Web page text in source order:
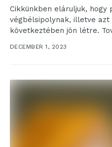
Cikkünkben eláruljuk, hogy
végbélsipolynak, illetve azt
következtében jön létre.
DECEMBER 1, 2023